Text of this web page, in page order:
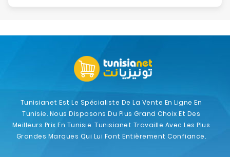
Tunisianet Est Le Spécialiste De La Vente En Ligne En
Tunisie. Nous Disposons Du Plus Grand Choix Et Des
Meilleurs Prix En Tunisie. Tunisianet Travaille Avec Les Plus
Grandes Marques Qui Lui Font Entièrement Confiance.